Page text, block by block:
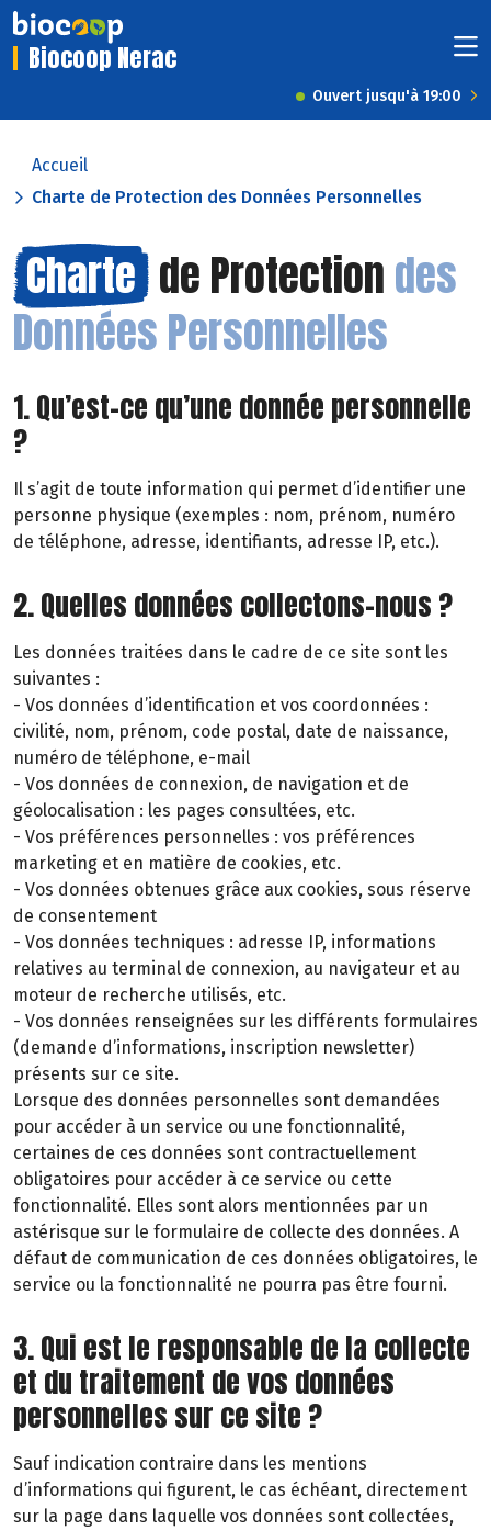
Biocoop Nerac
Ouvert jusqu'à 19:00
Accueil
Charte de Protection des Données Personnelles
Charte de Protectiondes
Données Personnelles
1. Qu’est-ce qu’une donnée personnelle
?
Il s’agit de toute information qui permet d’identifier une
personne physique (exemples : nom, prénom, numéro
de téléphone, adresse, identifiants, adresse IP, etc.).
2. Quelles données collectons-nous ?
Les données traitées dans le cadre de ce site sont les
suivantes :
- Vos données d’identification et vos coordonnées :
civilité, nom, prénom, code postal, date de naissance,
numéro de téléphone, e-mail
- Vos données de connexion, de navigation et de
géolocalisation : les pages consultées, etc.
- Vos préférences personnelles : vos préférences
marketing et en matière de cookies, etc.
- Vos données obtenues grâce aux cookies, sous réserve
de consentement
- Vos données techniques : adresse IP, informations
relatives au terminal de connexion, au navigateur et au
moteur de recherche utilisés, etc.
- Vos données renseignées sur les différents formulaires
(demande d’informations, inscription newsletter)
présents sur ce site.
Lorsque des données personnelles sont demandées
pour accéder à un service ou une fonctionnalité,
certaines de ces données sont contractuellement
obligatoires pour accéder à ce service ou cette
fonctionnalité. Elles sont alors mentionnées par un
astérisque sur le formulaire de collecte des données. A
défaut de communication de ces données obligatoires, le
service ou la fonctionnalité ne pourra pas être fourni.
3. Qui est le responsable de la collecte
et du traitement de vos données
personnelles sur ce site ?
Sauf indication contraire dans les mentions
d’informations qui figurent, le cas échéant, directement
sur la page dans laquelle vos données sont collectées,